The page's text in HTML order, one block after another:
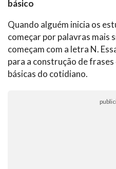
básico
Quando alguém inicia os
começar por palavras mais
começam com a letra N.
para a construção de
básicas do cotidiano.